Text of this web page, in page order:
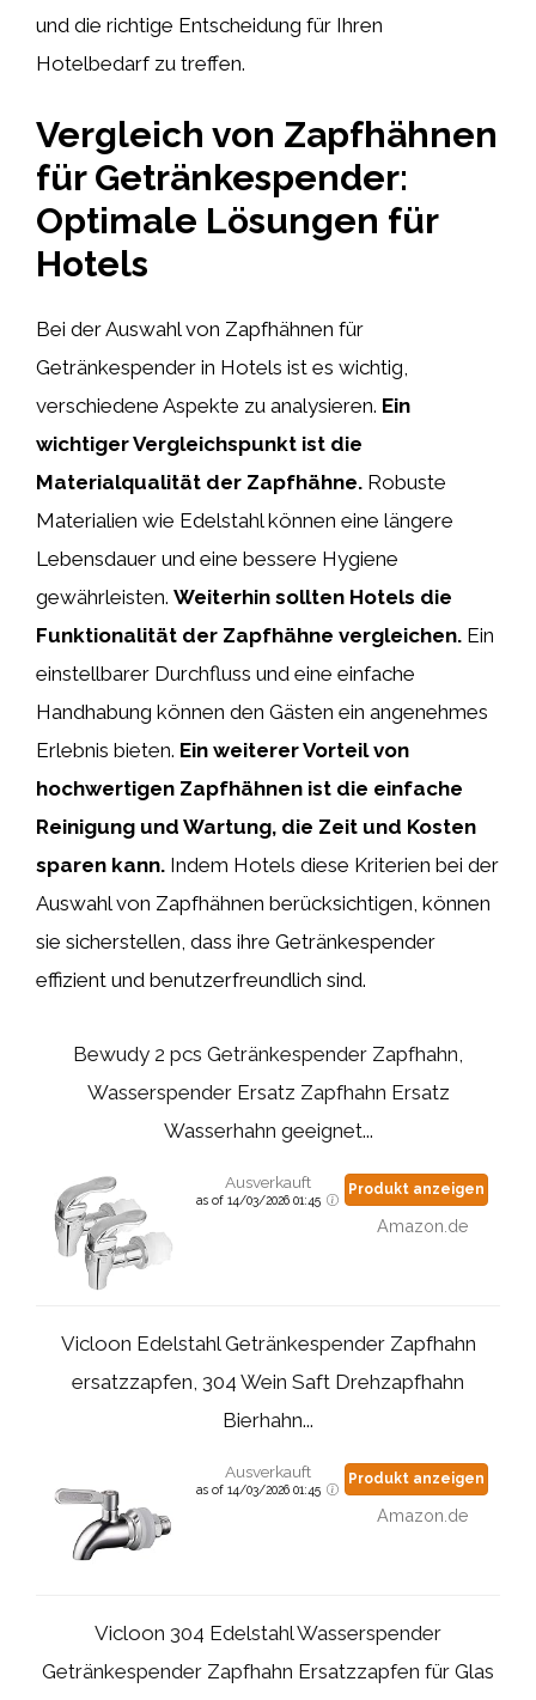
und die richtige Entscheidung für Ihren
Hotelbedarf zu treffen.
Vergleich von Zapfhähnen
für Getränkespender:
Optimale Lösungen für
Hotels
Bei der Auswahl von Zapfhähnen für
Getränkespender in Hotels ist es wichtig,
verschiedene Aspekte zu analysieren. Ein
wichtiger Vergleichspunkt ist die
Materialqualität der Zapfhähne. Robuste
Materialien wie Edelstahl können eine längere
Lebensdauer und eine bessere Hygiene
gewährleisten. Weiterhin sollten Hotels die
Funktionalität der Zapfhähne vergleichen. Ein
einstellbarer Durchfluss und eine einfache
Handhabung können den Gästen ein angenehmes
Erlebnis bieten. Ein weiterer Vorteil von
hochwertigen Zapfhähnen ist die einfache
Reinigung und Wartung, die Zeit und Kosten
sparen kann. Indem Hotels diese Kriterien bei der
Auswahl von Zapfhähnen berücksichtigen, können
sie sicherstellen, dass ihre Getränkespender
effizient und benutzerfreundlich sind.
Bewudy 2 pcs Getränkespender Zapfhahn,
Wasserspender Ersatz Zapfhahn Ersatz
Wasserhahn geeignet...
Ausverkauft
as of 14/03/2026 01:45
Produkt anzeigen
Amazon.de
Vicloon Edelstahl Getränkespender Zapfhahn
ersatzzapfen, 304 Wein Saft Drehzapfhahn
Bierhahn...
Ausverkauft
as of 14/03/2026 01:45
Produkt anzeigen
Amazon.de
Vicloon 304 Edelstahl Wasserspender
Getränkespender Zapfhahn Ersatzzapfen für Glas